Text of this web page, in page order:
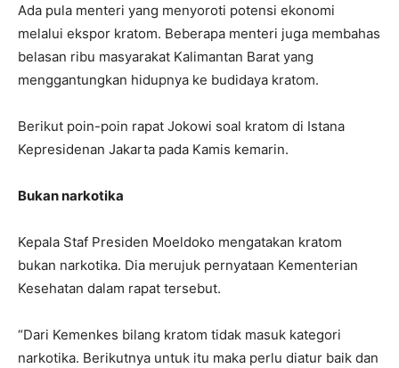
Ada pula menteri yang menyoroti potensi ekonomi
melalui ekspor kratom. Beberapa menteri juga membahas
belasan ribu masyarakat Kalimantan Barat yang
menggantungkan hidupnya ke budidaya kratom.
Berikut poin-poin rapat Jokowi soal kratom di Istana
Kepresidenan Jakarta pada Kamis kemarin.
Bukan narkotika
Kepala Staf Presiden Moeldoko mengatakan kratom
bukan narkotika. Dia merujuk pernyataan Kementerian
Kesehatan dalam rapat tersebut.
“Dari Kemenkes bilang kratom tidak masuk kategori
narkotika. Berikutnya untuk itu maka perlu diatur baik dan